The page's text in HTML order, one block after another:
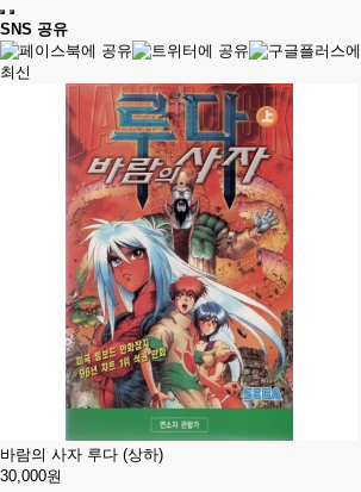
SNS 공유
최신
바람의 사자 루다 (상하)
30,000원